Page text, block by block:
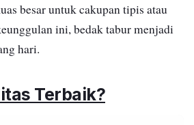
besar untuk cakupan tipis atau
ini, bedak tabur menjadi
hari.
Terbaik?